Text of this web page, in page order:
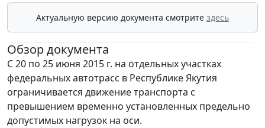
Актуальную версию документа смотрите здесь
Обзор документа
С 20 по 25 июня 2015 г. на отдельных участках
федеральных автотрасс в Республике Якутия
ограничивается движение транспорта с
превышением временно установленных предельно
допустимых нагрузок на оси.